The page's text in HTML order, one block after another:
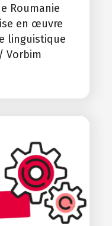
Roumanie
en œuvre
linguistique
Vorbim